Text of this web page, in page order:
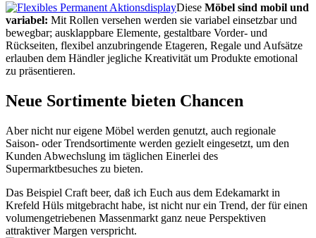
Diese Möbel sind mobil und
variabel: Mit Rollen versehen werden sie variabel einsetzbar und
bewegbar; ausklappbare Elemente, gestaltbare Vorder- und
Rückseiten, flexibel anzubringende Etageren, Regale und Aufsätze
erlauben dem Händler jegliche Kreativität um Produkte emotional
zu präsentieren.
Neue Sortimente bieten Chancen
Aber nicht nur eigene Möbel werden genutzt, auch regionale
Saison- oder Trendsortimente werden gezielt eingesetzt, um den
Kunden Abwechslung im täglichen Einerlei des
Supermarktbesuches zu bieten.
Das Beispiel Craft beer, daß ich Euch aus dem Edekamarkt in
Krefeld Hüls mitgebracht habe, ist nicht nur ein Trend, der für einen
volumengetriebenen Massenmarkt ganz neue Perspektiven
attraktiver Margen verspricht.